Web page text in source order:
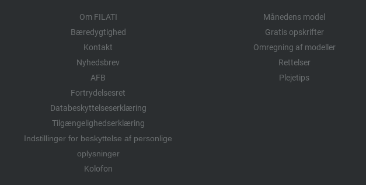
Om FILATI
Bæredygtighed
Kontakt
Nyhedsbrev
AFB
Fortrydelsesret
Databeskyttelseserklæring
Tilgængelighedserklæring
Indstillinger for beskyttelse af personlige
oplysninger
Kolofon
Månedens model
Gratis opskrifter
Omregning af modeller
Rettelser
Plejetips